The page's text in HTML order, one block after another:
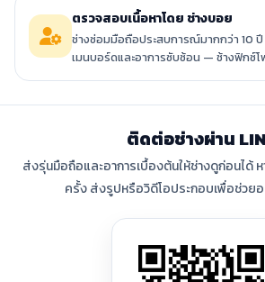
ตรวจสอบเนื้อหาโดย ช่างบอย
ช่างซ่อมมือถือประสบการณ์มากกว่า 10
เมนบอร์ดและอาการซับซ้อน — ช้างฟิกซ์
ติดต่อช่างผ่าน
ส่งรุ่นมือถือและอาการเบื้องต้นให้ช่างดูก่อนได้
ครั้ง ส่งรูปหรือวิดีโอประกอบเพื่อช่วย